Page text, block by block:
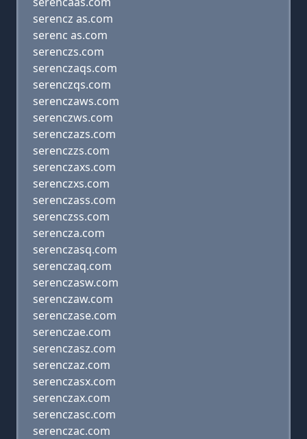
serencz as.com
serenc as.com
serenczs.com
serenczaqs.com
serenczqs.com
serenczaws.com
serenczws.com
serenczazs.com
serenczzs.com
serenczaxs.com
serenczxs.com
serenczass.com
serenczss.com
serencza.com
serenczasq.com
serenczaq.com
serenczasw.com
serenczaw.com
serenczase.com
serenczae.com
serenczasz.com
serenczaz.com
serenczasx.com
serenczax.com
serenczasc.com
serenczac.com